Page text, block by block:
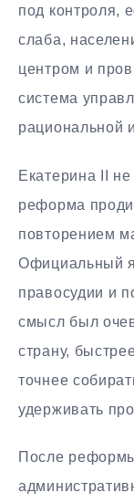
под контроля,
слаба,
центром и
система
рациональной
Екатерина II
реформа
повторением
Официальный
правосудии и
смысл был
страну,
точнее
удерживать
После